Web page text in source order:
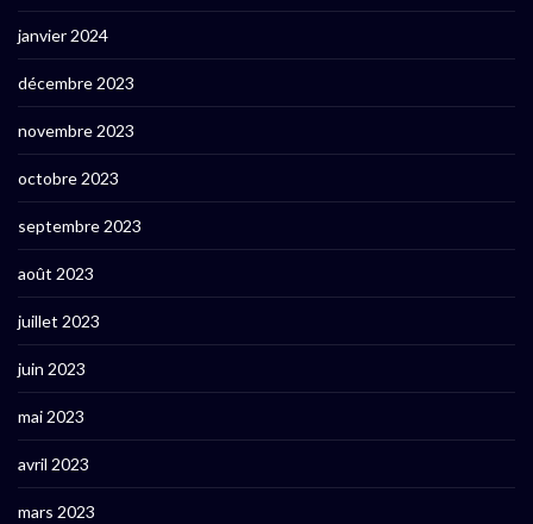
janvier 2024
décembre 2023
novembre 2023
octobre 2023
septembre 2023
août 2023
juillet 2023
juin 2023
mai 2023
avril 2023
mars 2023